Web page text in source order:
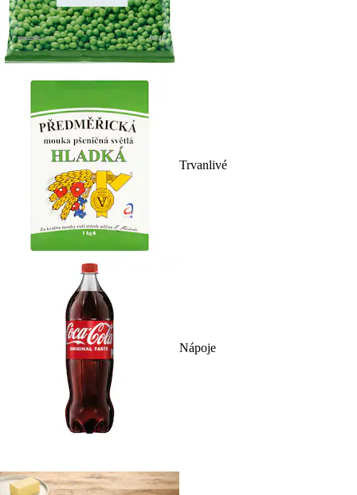
Trvanlivé
Nápoje